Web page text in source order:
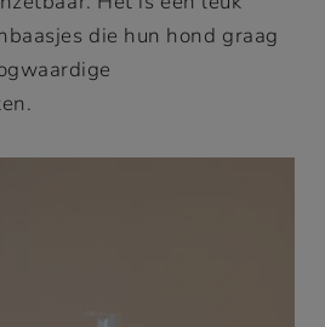
die hun hond graag